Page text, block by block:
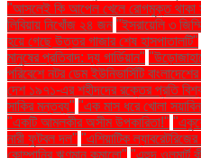
"আসলেই কি আপেল খেলে রোগমুক্ত থাকা
লিবিয়ায় নিখোঁজ ২৪ জন "ইসরায়েলি ৩
হয়ে গেছে উত্তর গাজার শেষ হাসপাতালটি"
মানুষের প্রতিবাদ: দ্য গার্ডিয়ান"
পরিবেশে নটর ডেম ইউনিভার্সিটি
দেশ ১৯৭১-এর শহীদদের রক্তের প্রতি
সাকির মন্তব্য" "এক মাস ধরে খোলা
"একটি আমলকীর অসীম উপকারিতা!"
নারী ফুটবল দল" "এশিয়াটিক
কোম্পানির ঋণমান কমালো" "এহুদ ওলমার্ট